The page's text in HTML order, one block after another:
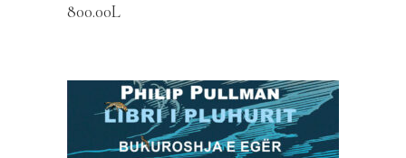
800.00L